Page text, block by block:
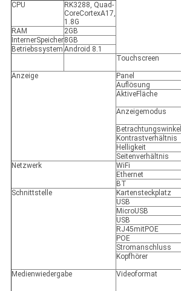
CPU
RK3288, Quad-
CoreCortexA17,
1.8G
RAM
2GB
InternerSpeicher8GB
Betriebssystem Android 8.1
Touchscreen
Anzeige
Panel
Auflösung
AktiveFläche
Anzeigemodus
Betrachtungswinkel
Kontrastverhältnis
Helligkeit
Seitenverhältnis
Netzwerk
WiFi
Ethernet
BT
Schnittstelle
Kartensteckplatz
USB
MicroUSB
USB
RJ45mitPOE
POE
Stromanschluss
Kopfhörer
Medienwiedergabe
Videoformat